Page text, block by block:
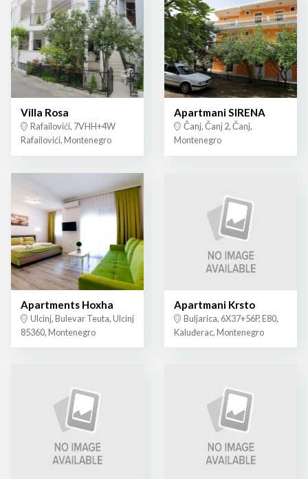
Villa Rosa
Rafailovići, 7VHH+4W
Rafailovići, Montenegro
Apartmani SIRENA
Čanj, Čanj 2, Čanj,
Montenegro
Apartments Hoxha
Ulcinj, Bulevar Teuta, Ulcinj
85360, Montenegro
Apartmani Krsto
Buljarica, 6X37+56P, E80,
Kaluđerac, Montenegro